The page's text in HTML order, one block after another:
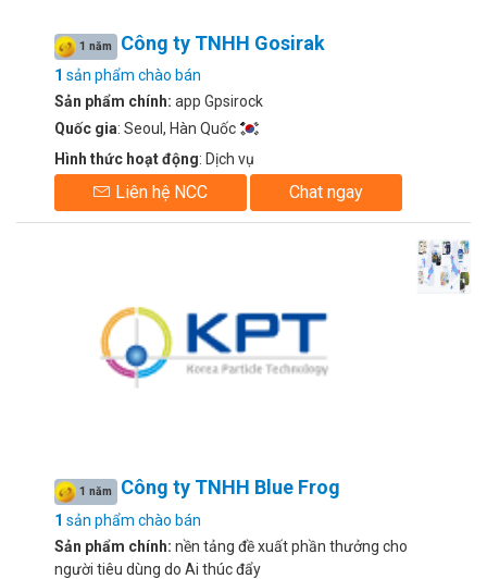
1 năm Công ty TNHH Gosirak
1 sản phẩm chào bán
Sản phẩm chính: app Gpsirock
Quốc gia: Seoul, Hàn Quốc
Hình thức hoạt động: Dịch vụ
Liên hệ NCC Chat ngay
1 năm Công ty TNHH Blue Frog
1 sản phẩm chào bán
Sản phẩm chính: nền tảng đề xuất phần thưởng cho
người tiêu dùng do Ai thúc đẩy